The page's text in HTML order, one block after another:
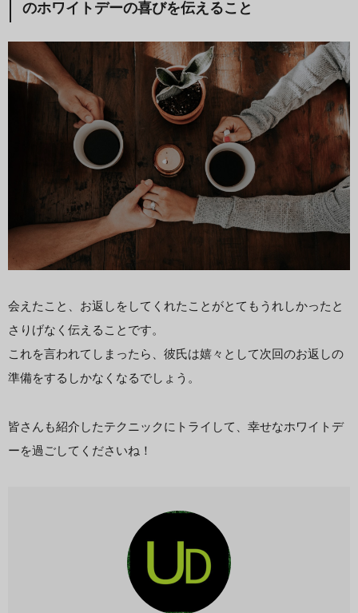
のホワイトデーの喜びを伝えること
会えたこと、お返しをしてくれたことがとてもうれしかったと
さりげなく伝えることです。
これを言われてしまったら、彼氏は嬉々として次回のお返しの
準備をするしかなくなるでしょう。
皆さんも紹介したテクニックにトライして、幸せなホワイトデ
ーを過ごしてくださいね！